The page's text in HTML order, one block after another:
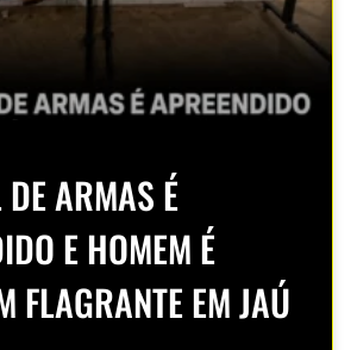
ARMAS É
E HOMEM É
FLAGRANTE EM JAÚ